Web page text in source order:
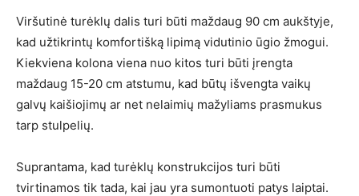
Viršutinė turėklų dalis turi būti maždaug 90 cm aukštyje,
kad užtikrintų komfortišką lipimą vidutinio ūgio žmogui.
Kiekviena kolona viena nuo kitos turi būti įrengta
maždaug 15-20 cm atstumu, kad būtų išvengta vaikų
galvų kaišiojimų ar net nelaimių mažyliams prasmukus
tarp stulpelių.
Suprantama, kad turėklų konstrukcijos turi būti
tvirtinamos tik tada, kai jau yra sumontuoti patys laiptai.